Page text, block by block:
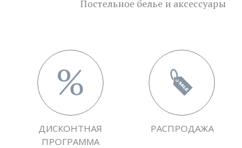
Постельное белье и аксессуары
ДИСКОНТНАЯ
ПРОГРАММА
РАСПРОДАЖА